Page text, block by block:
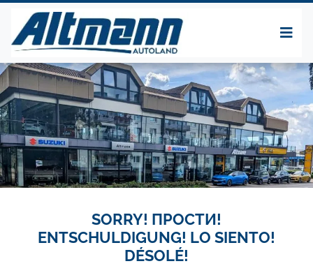
SORRY! ПРОСТИ!
ENTSCHULDIGUNG! LO SIENTO!
DÉSOLÉ!